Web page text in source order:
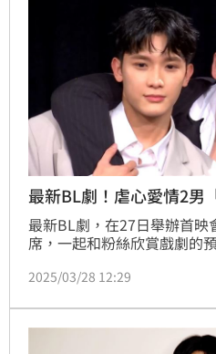
最新BL劇！虐心愛情2男
最新BL劇，在27日舉辦首映
席，一起和粉絲欣賞戲劇的
潮迭起，在首映會中他們也
能給觀眾朋友們，虐心的男
2025/03/28 12:29